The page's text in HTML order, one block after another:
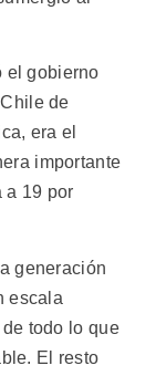
el gobierno
de
era el
importante
a 19 por
generación
escala
todo lo que
El resto